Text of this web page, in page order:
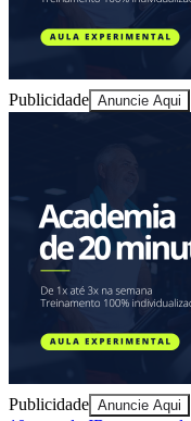
Publicidade Anuncie Aqui
Publicidade Anuncie Aqui